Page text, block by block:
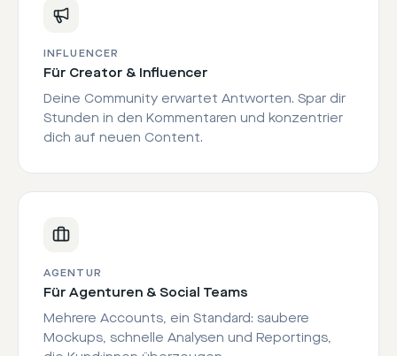
INFLUENCER
Für Creator & Influencer
Deine Community erwartet Antworten. Spar dir
Stunden in den Kommentaren und konzentrier
dich auf neuen Content.
AGENTUR
Für Agenturen & Social Teams
Mehrere Accounts, ein Standard: saubere
Mockups, schnelle Analysen und Reportings,